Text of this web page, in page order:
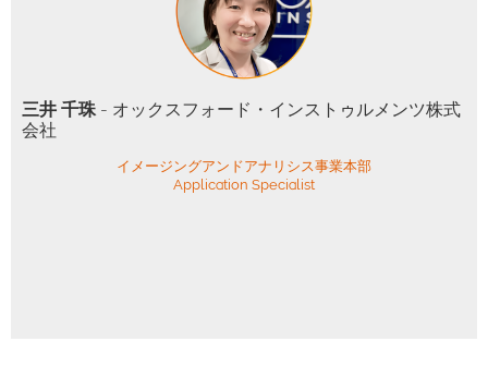
三井 千珠- オックスフォード・インストゥルメンツ株式
会社
イメージングアンドアナリシス事業本部
Application Specialist